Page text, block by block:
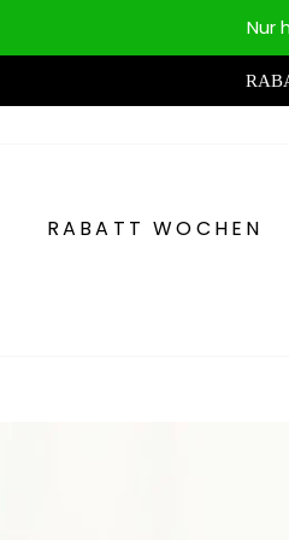
Nur
RABATT WOCHEN